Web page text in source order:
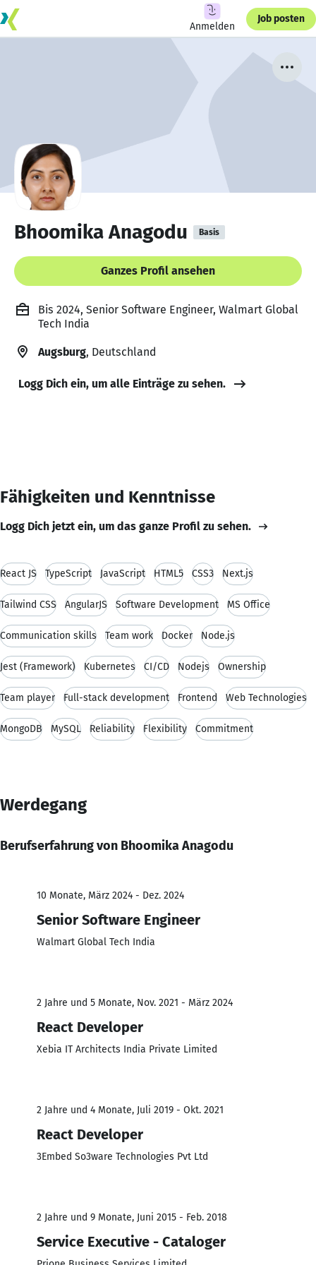
Anmelden
Job posten
Bhoomika Anagodu Basis
Ganzes Profil ansehen
Bis 2024, Senior Software Engineer, Walmart Global
Tech India
Augsburg, Deutschland
Logg Dich ein, um alle Einträge zu sehen.
Fähigkeiten und Kenntnisse
Logg Dich jetzt ein, um das ganze Profil zu sehen.
React JS TypeScript JavaScript HTML5 CSS3 Next.js
Tailwind CSS AngularJS Software Development MS Office
Communication skills Team work Docker Node.js
Jest (Framework) Kubernetes CI/CD Nodejs Ownership
Team player Full-stack development Frontend Web Technologies
MongoDB MySQL Reliability Flexibility Commitment
Werdegang
Berufserfahrung von Bhoomika Anagodu
10 Monate, März 2024 - Dez. 2024
Senior Software Engineer
Walmart Global Tech India
2 Jahre und 5 Monate, Nov. 2021 - März 2024
React Developer
Xebia IT Architects India Private Limited
2 Jahre und 4 Monate, Juli 2019 - Okt. 2021
React Developer
3Embed So3ware Technologies Pvt Ltd
2 Jahre und 9 Monate, Juni 2015 - Feb. 2018
Service Executive - Cataloger